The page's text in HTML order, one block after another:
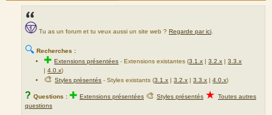
Tu as un forum et tu veux aussi un site web ? Regarde par ici
🔍 Recherches :
✚Extensions présentées -Extensions existantes (3.1.x |3.2.x |3.3.x
|4.0.x)
🎨Styles présentés - Styles existants (3.1.x |3.2.x |3.3.x |4.0.x)
? Questions : ✚ Extensions présentées 🎨 Styles présentés ★ Toutes autres
questions